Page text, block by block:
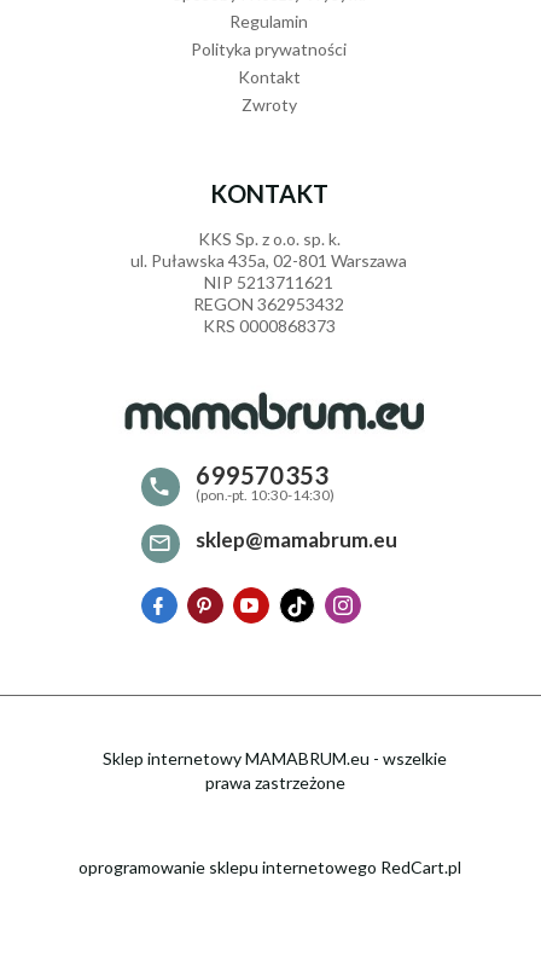
Regulamin
Polityka prywatności
Kontakt
Zwroty
KONTAKT
KKS Sp. z o.o. sp. k.
ul. Puławska 435a, 02-801 Warszawa
NIP 5213711621
REGON 362953432
KRS 0000868373
699570353
sklep@mamabrum.eu
Sklep internetowy MAMABRUM.eu - wszelkie
prawa zastrzeżone
oprogramowanie sklepu internetowego RedCart.pl